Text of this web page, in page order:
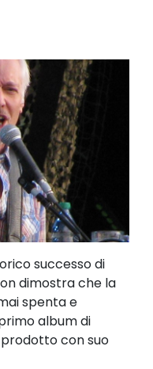
successo di
dimostra che la
spenta e
album di
con suo